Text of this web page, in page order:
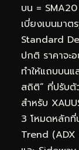
บน =
เบี่ยงเบนมา
Standard
ปกติ ราคาจะ
ทำให้แถบบนแ
สถิติ” ที่ปรับ
สำหรับ
3 โหมดหลัก
Trend